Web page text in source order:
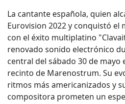
La cantante española, quien
Eurovision 2022 y conquistó el
con el éxito multiplatino
renovado sonido electrónico
central del sábado 30 de mayo
recinto de Marenostrum. Su
ritmos más americanizados y
compositora prometen un